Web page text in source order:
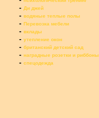
- Ди джей
- водяные теплые полы
- Перевозка мебели
- вклады
- утепление окон
- британский детский сад
- наградные розетки и риббоны
- спецодежда